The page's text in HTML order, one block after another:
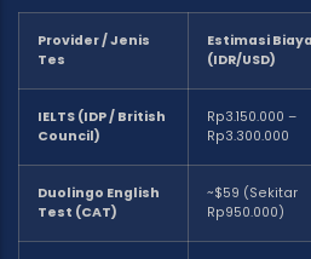
Provider / Jenis
Tes
Estimasi Biaya
(IDR/USD)
IELTS (IDP / British
Council)
Rp3.150.000 –
Rp3.300.000
Duolingo English
Test (CAT)
~$59 (Sekitar
Rp950.000)